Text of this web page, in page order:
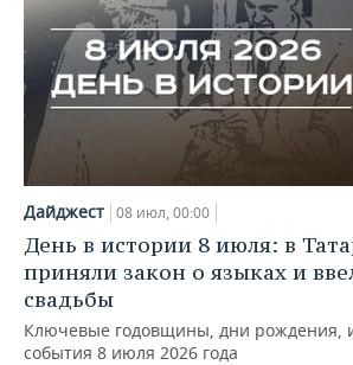
ХОККЕЙ С МЯЧОМ
ПРОИСШЕСТВИЯ
Дайджест 08 июл, 00:00
День в истории 8 июля: в
приняли закон о языках и
свадьбы
Ключевые годовщины, дни рождения,
события 8 июля 2026 года